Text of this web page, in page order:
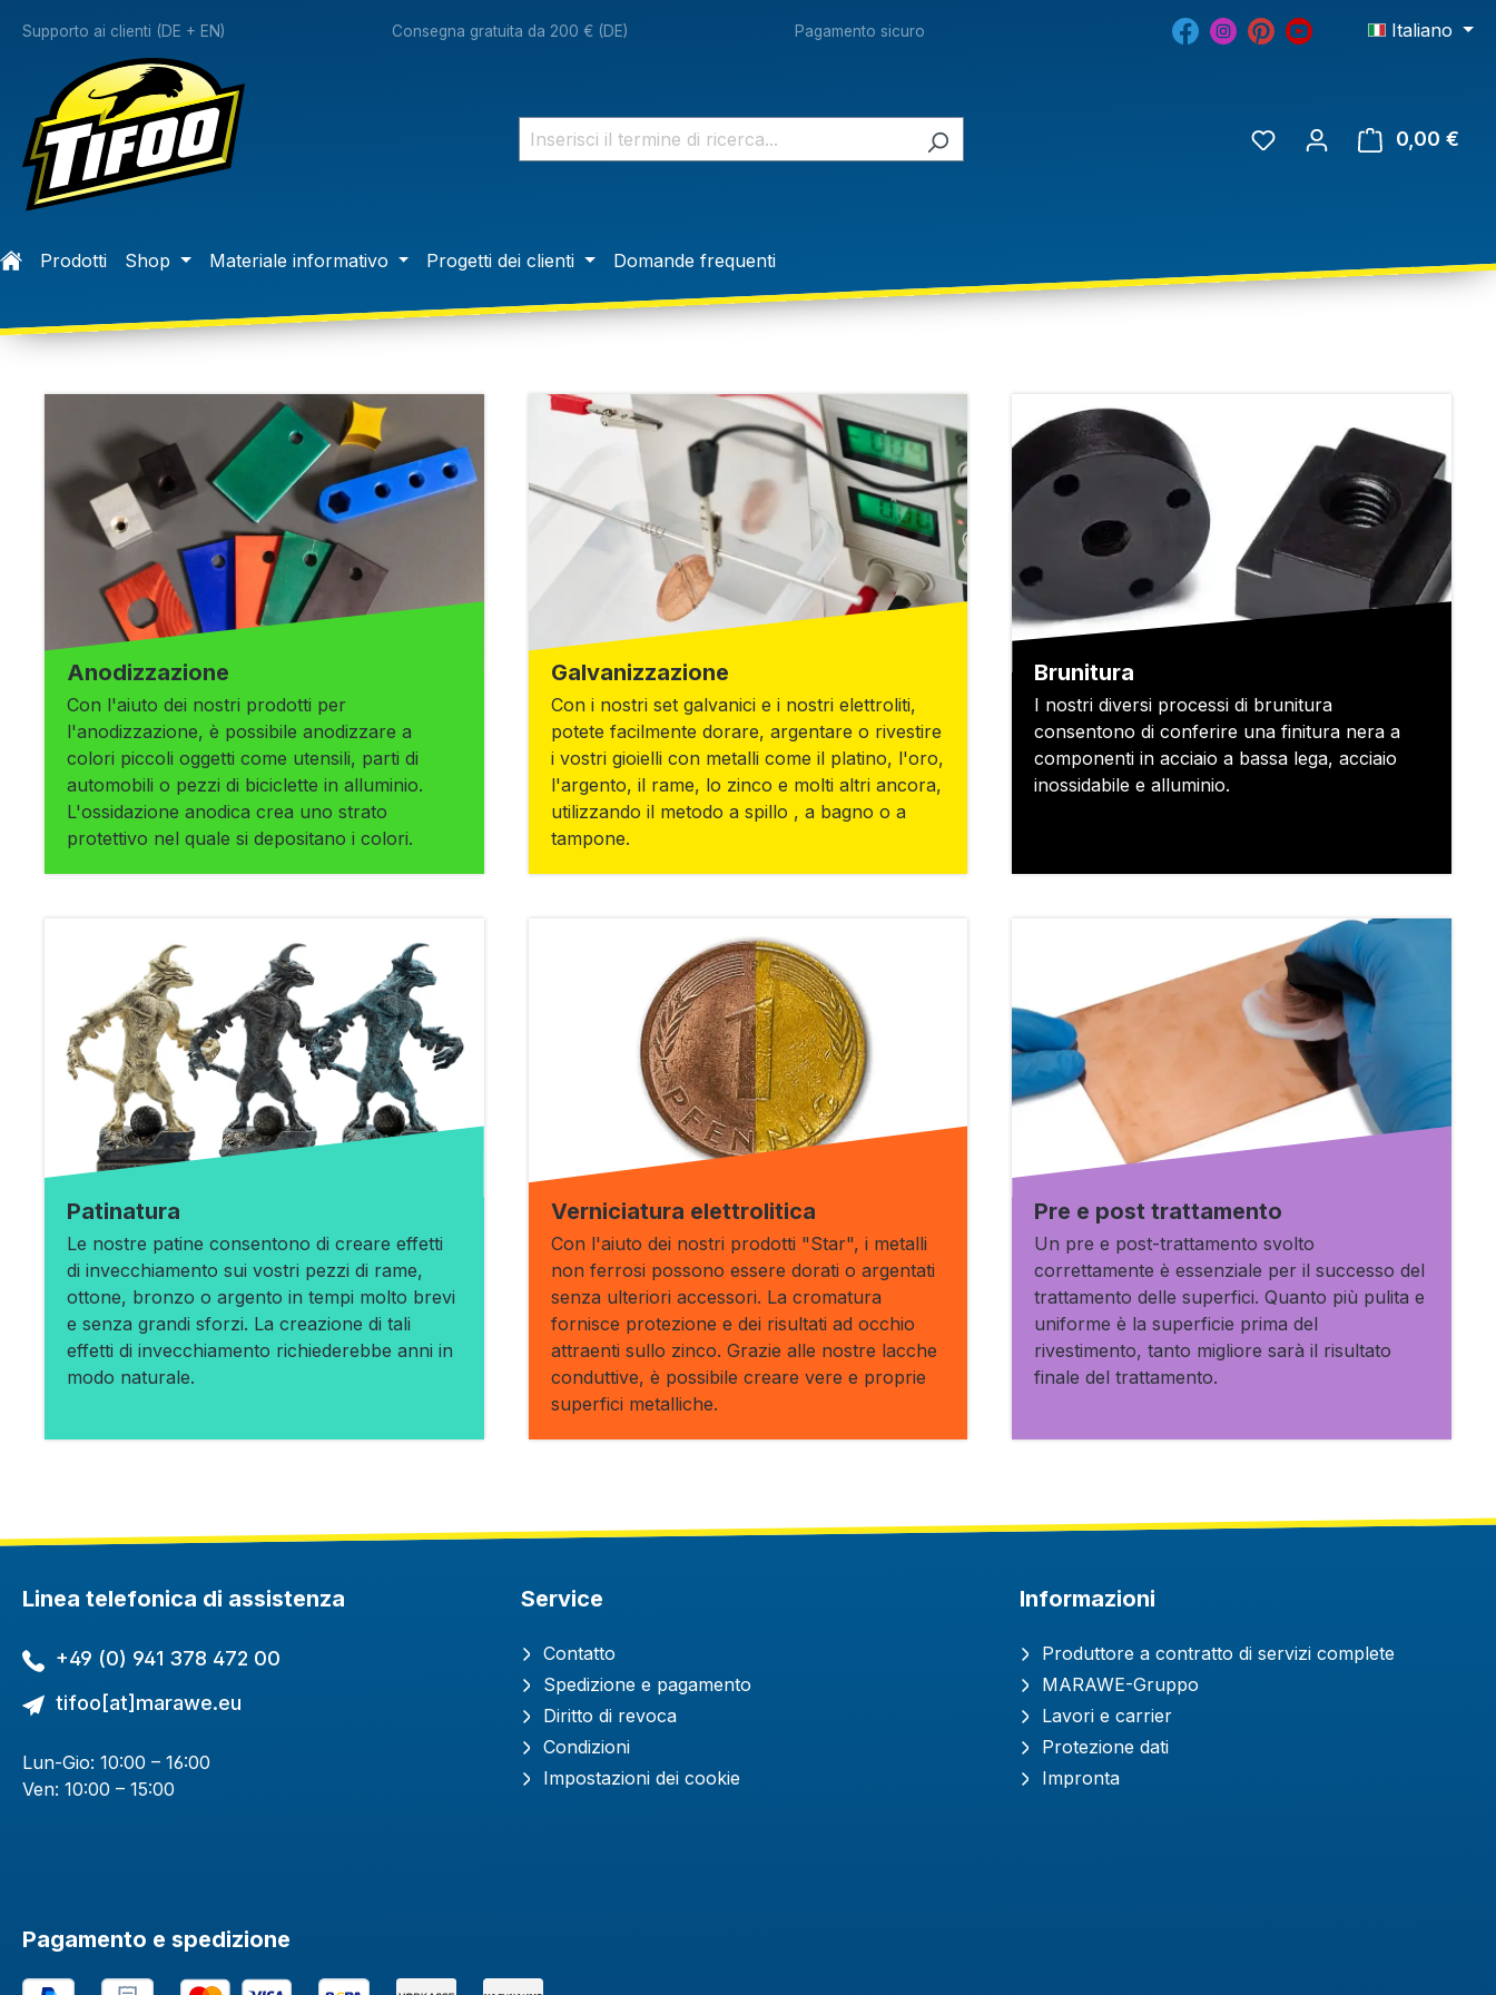
Passa alla navigazione principale
Supporto ai clienti (DE + EN) Consegna gratuita da 200 € (DE) Pagamento sicuro Italiano
0,00 €
Prodotti Shop Materiale informativo Progetti dei clienti Domande frequenti
Anodizzazione
Con l'aiuto dei nostri prodotti per
l'anodizzazione, è possibile anodizzare a
colori piccoli oggetti come utensili, parti di
automobili o pezzi di biciclette in alluminio.
L'ossidazione anodica crea uno strato
protettivo nel quale si depositano i colori.
Galvanizzazione
Con i nostri set galvanici e i nostri elettroliti,
potete facilmente dorare, argentare o rivestire
i vostri gioielli con metalli come il platino, l'oro,
l'argento, il rame, lo zinco e molti altri ancora,
utilizzando il metodo a spillo , a bagno o a
tampone.
Brunitura
I nostri diversi processi di brunitura
consentono di conferire una finitura nera a
componenti in acciaio a bassa lega, acciaio
inossidabile e alluminio.
Patinatura
Le nostre patine consentono di creare effetti
di invecchiamento sui vostri pezzi di rame,
ottone, bronzo o argento in tempi molto brevi
e senza grandi sforzi. La creazione di tali
effetti di invecchiamento richiederebbe anni in
modo naturale.
Verniciatura elettrolitica
Con l'aiuto dei nostri prodotti "Star", i metalli
non ferrosi possono essere dorati o argentati
senza ulteriori accessori. La cromatura
fornisce protezione e dei risultati ad occhio
attraenti sullo zinco. Grazie alle nostre lacche
conduttive, è possibile creare vere e proprie
superfici metalliche.
Pre e post trattamento
Un pre e post-trattamento svolto
correttamente è essenziale per il successo del
trattamento delle superfici. Quanto più pulita e
uniforme è la superficie prima del
rivestimento, tanto migliore sarà il risultato
finale del trattamento.
Linea telefonica di assistenza
+49 (0) 941 378 472 00
tifoo[at]marawe.eu
Lun-Gio: 10:00 – 16:00
Ven: 10:00 – 15:00
Service
Contatto
Spedizione e pagamento
Diritto di revoca
Condizioni
Impostazioni dei cookie
Informazioni
Produttore a contratto di servizi complete
MARAWE-Gruppo
Lavori e carrier
Protezione dati
Impronta
Pagamento e spedizione